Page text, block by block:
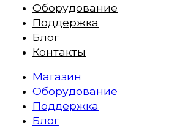
Оборудование
Поддержка
Блог
Контакты
Магазин
Оборудование
Поддержка
Блог